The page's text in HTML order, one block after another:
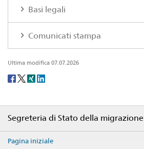
Basi legali
Comunicati stampa
Ultima modifica 07.07.2026
Social
Segreteria di Stato della migrazione
Pagina iniziale